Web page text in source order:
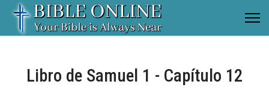
Libro de Samuel 1 - Capítulo 12